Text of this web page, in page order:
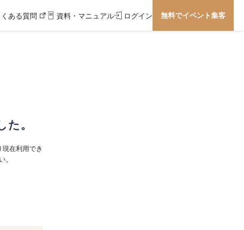
くある質問 資料・マニュアル ログイン 無料でイベント集客
。
在利用でき
。